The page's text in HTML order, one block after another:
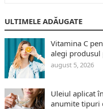
ULTIMELE ADĂUGATE
Vitamina C
alegi
august 5, 2026
Uleiul aplicat
anumite tipuri